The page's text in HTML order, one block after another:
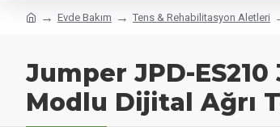
Evde Bakım Tens & Rehabilitasyon Aletleri
Jumper JPD-ES210
Modlu Dijital Ağrı